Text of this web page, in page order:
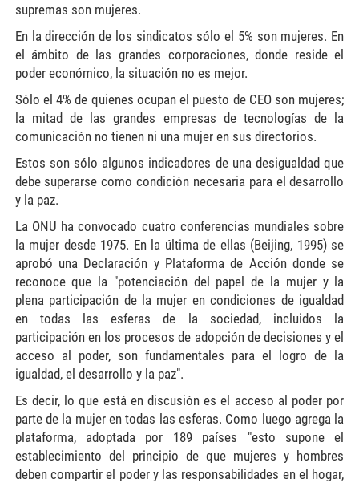
supremas son mujeres.
En la dirección de los sindicatos sólo el 5% son mujeres. En
el ámbito de las grandes corporaciones, donde reside el
poder económico, la situación no es mejor.
Sólo el 4% de quienes ocupan el puesto de CEO son mujeres;
la mitad de las grandes empresas de tecnologías de la
comunicación no tienen ni una mujer en sus directorios.
Estos son sólo algunos indicadores de una desigualdad que
debe superarse como condición necesaria para el desarrollo
y la paz.
La ONU ha convocado cuatro conferencias mundiales sobre
la mujer desde 1975. En la última de ellas (Beijing, 1995) se
aprobó una Declaración y Plataforma de Acción donde se
reconoce que la "potenciación del papel de la mujer y la
plena participación de la mujer en condiciones de igualdad
en todas las esferas de la sociedad, incluidos la
participación en los procesos de adopción de decisiones y el
acceso al poder, son fundamentales para el logro de la
igualdad, el desarrollo y la paz".
Es decir, lo que está en discusión es el acceso al poder por
parte de la mujer en todas las esferas. Como luego agrega la
plataforma, adoptada por 189 países "esto supone el
establecimiento del principio de que mujeres y hombres
deben compartir el poder y las responsabilidades en el hogar,